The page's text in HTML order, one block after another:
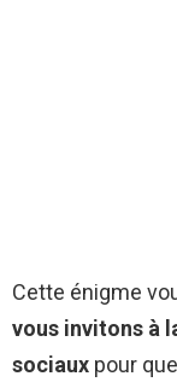
Cette énigme
vous invitons à
sociaux pour